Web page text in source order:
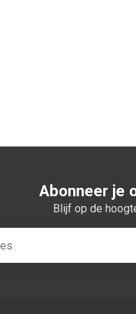
Abonneer je
Blijf op de